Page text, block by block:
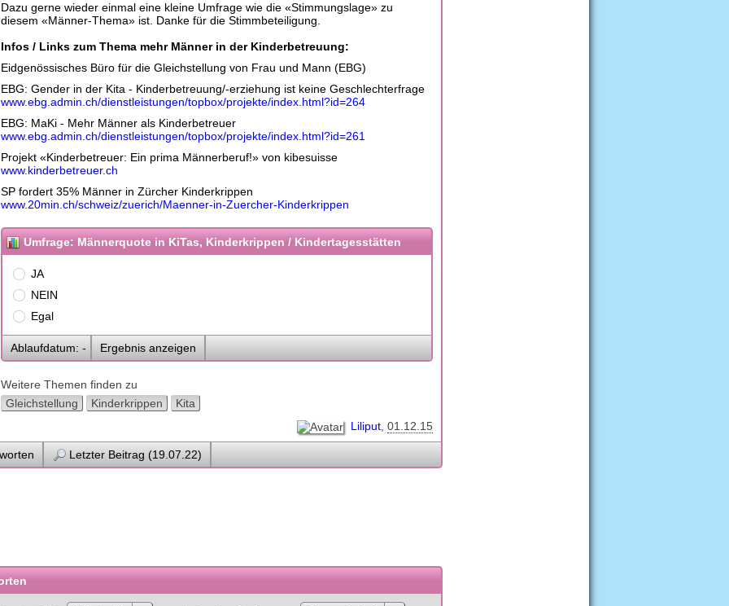
Dazu gerne wieder einmal eine kleine Umfrage wie die «Stimmungslage» zu
diesem «Männer-Thema» ist. Danke für die Stimmbeteiligung.
Infos / Links zum Thema mehr Männer in der Kinderbetreuung:
Eidgenössisches Büro für die Gleichstellung von Frau und Mann (EBG)
EBG: Gender in der Kita - Kinderbetreuung/-erziehung ist keine Geschlechterfrage
www.ebg.admin.ch/dienstleistungen/topbox/projekte/index.html?id=264
EBG: MaKi - Mehr Männer als Kinderbetreuer
www.ebg.admin.ch/dienstleistungen/topbox/projekte/index.html?id=261
Projekt «Kinderbetreuer: Ein prima Männerberuf!» von kibesuisse
www.kinderbetreuer.ch
SP fordert 35% Männer in Zürcher Kinderkrippen
www.20min.ch/schweiz/zuerich/Maenner-in-Zuercher-Kinderkrippen
Umfrage: Männerquote in KiTas, Kinderkrippen / Kindertagesstätten
JA
NEIN
Egal
Ablaufdatum: - Ergebnis anzeigen
Weitere Themen finden zu
Gleichstellung
Kinderkrippen
Kita
Liliput 01.12.15
Letzter Beitrag (19.07.22)